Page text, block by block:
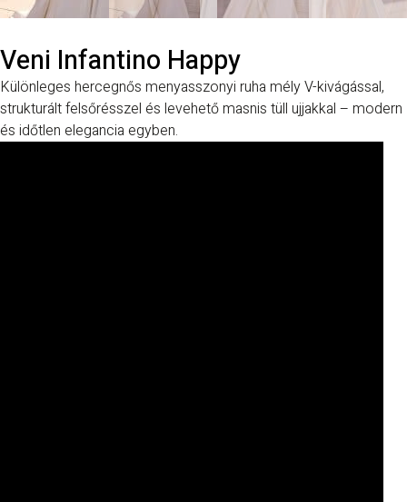
Veni Infantino Happy
Különleges hercegnős menyasszonyi ruha mély V-kivágással,
strukturált felsőrésszel és levehető masnis tüll ujjakkal – modern
és időtlen elegancia egyben.